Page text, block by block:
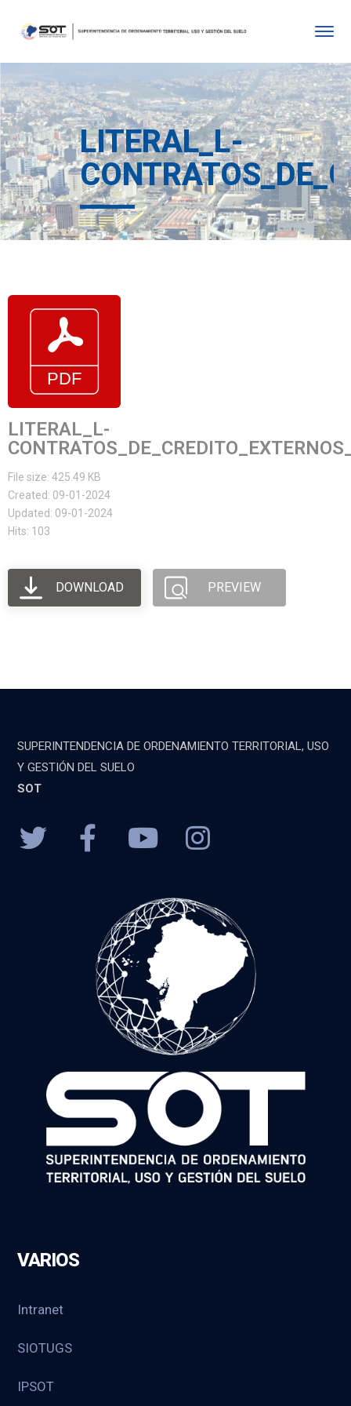
LITERAL_L-
LITERAL_L-
File size: 425.49 KB
Created: 09-01-2024
Updated: 09-01-2024
Hits: 103
DOWNLOAD PREVIEW
SUPERINTENDENCIA DE ORDENAMIENTO TERRITORIAL, USO
Y GESTIÓN DEL SUELO
SOT
VARIOS
Intranet
SIOTUGS
IPSOT